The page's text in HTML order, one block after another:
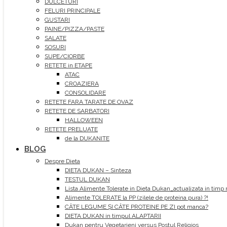
DULCETURI
FELURI PRINCIPALE
GUSTARI
PAINE/PIZZA/PASTE
SALATE
SOSURI
SUPE/CIORBE
RETETE in ETAPE
ATAC
CROAZIERA
CONSOLIDARE
RETETE FARA TARATE DE OVAZ
RETETE DE SARBATORI
HALLOWEEN
RETETE PRELUATE
de la DUKANITE
BLOG
Despre Dieta
DIETA DUKAN – Sinteza
TESTUL DUKAN
Lista Alimente Tolerate in Dieta Dukan_actualizata in timp
Alimente TOLERATE la PP (zilele de proteina pura) ?!
CÂTE LEGUME ȘI CÂTE PROTEINE PE ZI pot manca?
DIETA DUKAN in timpul ALAPTARII
Dukan pentru Vegetarieni versus Postul Religios